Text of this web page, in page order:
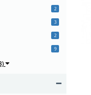
2
3
2
9